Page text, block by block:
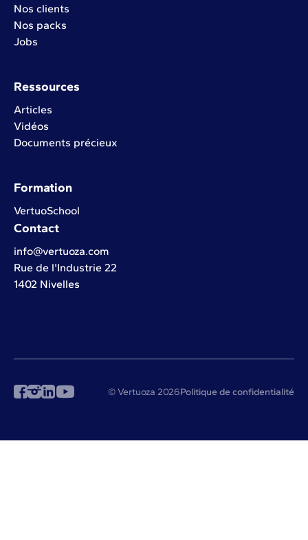
Nos clients
Nos packs
Jobs
Ressources
Articles
Vidéos
Documents précieux
Formation
VertuoSchool
Contact
info@vertuoza.com
Rue de l'Industrie 22
1402 Nivelles
© Vertuoza 2026Politique de confidentialité